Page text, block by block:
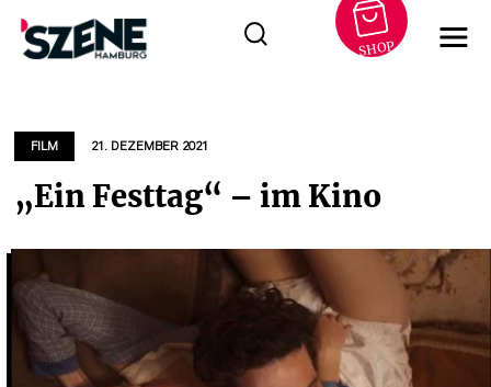
springen
SHOP
FILM 21. DEZEMBER 2021
„Ein Festtag“ – im Kino